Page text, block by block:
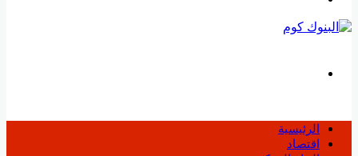
الرئيسية
اقتصاد